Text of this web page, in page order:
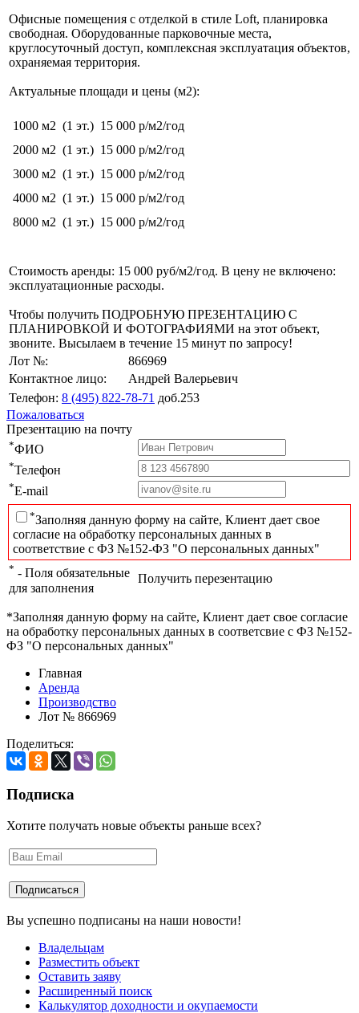
Офисные помещения с отделкой в стиле Loft, планировка
свободная. Оборудованные парковочные места,
круглосуточный доступ, комплексная эксплуатация объектов,
охраняемая территория.
Актуальные площади и цены (м2):
1000 м2 (1 эт.) 15 000 р/м2/год
2000 м2 (1 эт.) 15 000 р/м2/год
3000 м2 (1 эт.) 15 000 р/м2/год
4000 м2 (1 эт.) 15 000 р/м2/год
8000 м2 (1 эт.) 15 000 р/м2/год
Стоимость аренды: 15 000 руб/м2/год. В цену не включено:
эксплуатационные расходы.
Чтобы получить ПОДРОБНУЮ ПРЕЗЕНТАЦИЮ С
ПЛАНИРОВКОЙ И ФОТОГРАФИЯМИ на этот объект,
звоните. Высылаем в течение 15 минут по запросу!
Лот №:
866969
Контактное лицо:
Андрей Валерьевич
Телефон: 8 (495) 822-78-71 доб.253
Пожаловаться
Презентацию на почту
*ФИО
*Телефон
*E-mail
*Заполняя данную форму на сайте, Клиент дает свое
согласие на обработку персональных данных в
соответствие с ФЗ №152-ФЗ "О персональных данных"
* - Поля обязательные
для заполнения
Получить перезентацию
*Заполняя данную форму на сайте, Клиент дает свое согласие
на обработку персональных данных в соответсвие с ФЗ №152-
ФЗ "О персональных данных"
Главная
Аренда
Производство
Лот № 866969
Поделиться:
Подписка
Хотите получать новые объекты раньше всех?
Вы успешно подписаны на наши новости!
Владельцам
Разместить объект
Оставить заяву
Расширенный поиск
Калькулятор доходности и окупаемости